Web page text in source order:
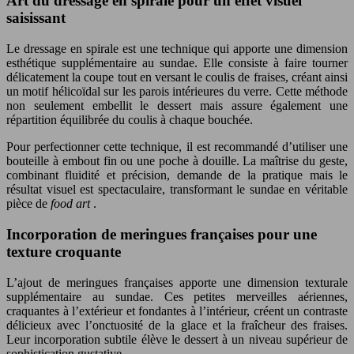
saisissant
Le dressage en spirale est une technique qui apporte une dimension
esthétique supplémentaire au sundae. Elle consiste à faire tourner
délicatement la coupe tout en versant le coulis de fraises, créant ainsi
un motif hélicoïdal sur les parois intérieures du verre. Cette méthode
non seulement embellit le dessert mais assure également une
répartition équilibrée du coulis à chaque bouchée.
Pour perfectionner cette technique, il est recommandé d’utiliser une
bouteille à embout fin ou une poche à douille. La maîtrise du geste,
combinant fluidité et précision, demande de la pratique mais le
résultat visuel est spectaculaire, transformant le sundae en véritable
pièce de food art .
Incorporation de meringues françaises pour une
texture croquante
L’ajout de meringues françaises apporte une dimension texturale
supplémentaire au sundae. Ces petites merveilles aériennes,
craquantes à l’extérieur et fondantes à l’intérieur, créent un contraste
délicieux avec l’onctuosité de la glace et la fraîcheur des fraises.
Leur incorporation subtile élève le dessert à un niveau supérieur de